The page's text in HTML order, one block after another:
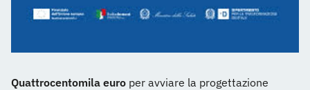
Quattrocentomila euro per avviare la progettazione